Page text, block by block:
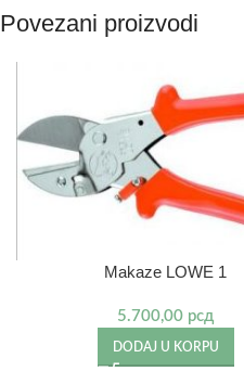
Povezani proizvodi
Makaze LOWE 1
5.700,00 рсд
DODAJ U KORPU